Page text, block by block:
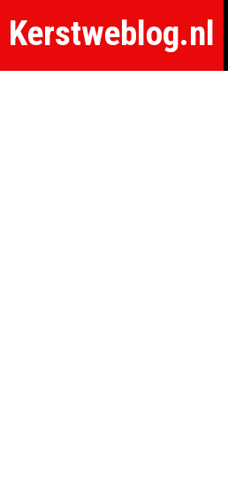
Kerstweblog.nl